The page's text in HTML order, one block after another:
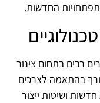
החדשות.
רבים בתחום צינור
בהתאמה לצרכים
ושיטות ייצור